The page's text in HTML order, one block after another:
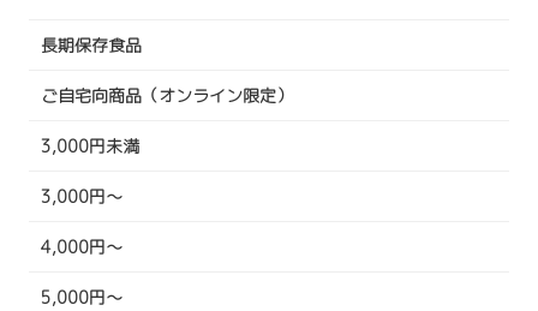
長期保存食品
ご自宅向商品（オンライン限定）
3,000円未満
3,000円～
4,000円～
5,000円～